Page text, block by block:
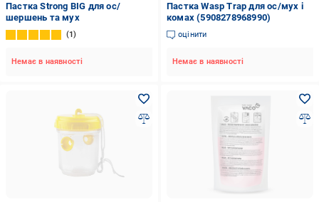
Пастка Strong BIG для ос/
шершень та мух
1
Немає в наявності
Пастка Wasp Trap для ос/мух і
комах (5908278968990)
оцінити
Немає в наявності